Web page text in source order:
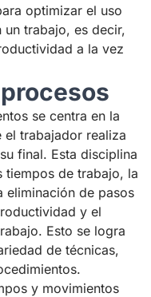
optimizar el uso
trabajo, es decir,
a la vez
se centra en la
trabajador realiza
final. Esta disciplina
tiempos de trabajo, la
eliminación de pasos
y el
Esto se logra
de técnicas,
y movimientos